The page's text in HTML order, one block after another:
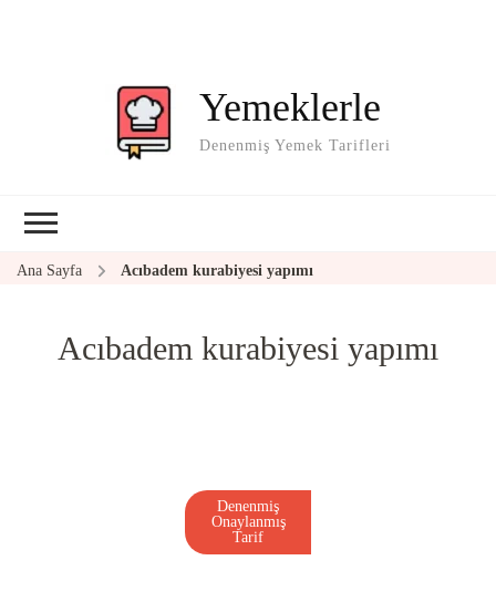
Yemeklerle
Denenmiş Yemek Tarifleri
Ana Sayfa Acıbadem kurabiyesi yapımı
Acıbadem kurabiyesi yapımı
Denenmiş
Onaylanmış
Tarif